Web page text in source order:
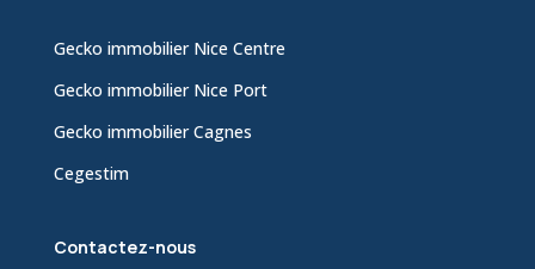
Gecko immobilier Nice Centre
Gecko immobilier Nice Port
Gecko immobilier Cagnes
Cegestim
Contactez-nous